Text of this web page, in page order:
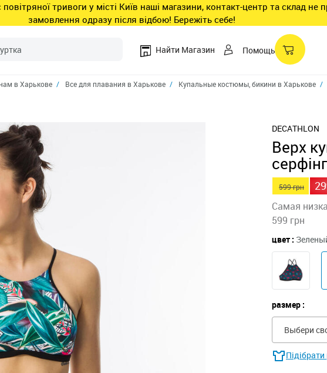
повітряної тривоги у місті Київ наші магазини, контакт-центр та склад
замовлення одразу після відбою! Бережіть себе!
Найти Магазин Помощь
в Харькове Все для плавания в Харькове Купальные костюмы, бикини в Харькове
DECATHLON
Верх купальника Andrea Pagi для
599 грн
Самая
599 грн
цвет :
размер :
Выбери